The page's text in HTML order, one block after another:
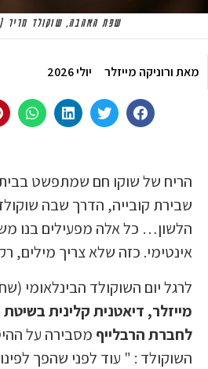
שפת האהבה, שוקולד מריר
מאתורוניקה מייזלר יולי 2026
הריח של שוקו חם שמתפשט
שבירת קובייה, הדרך שבה
הלשון… כל אלה מפעילים בנו
אינטימי. כזה שלא צריך מילים,
לרגל יום השוקולד הבינלאומי (שחל
מייזלר, דיאטנית קלינית בשיטת
לחברת הרבלייף מסבירה על
השוקולד : " עוד לפני שהפך